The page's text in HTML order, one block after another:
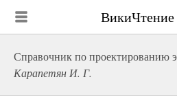
ВикиЧтение
Справочник по проектированию
Карапетян И. Г.